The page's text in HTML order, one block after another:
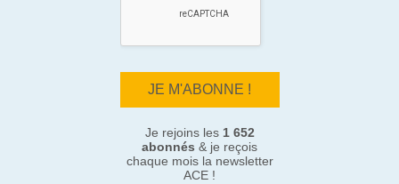
Je rejoins les 1 652
abonnés & je reçois
chaque mois la newsletter
ACE !